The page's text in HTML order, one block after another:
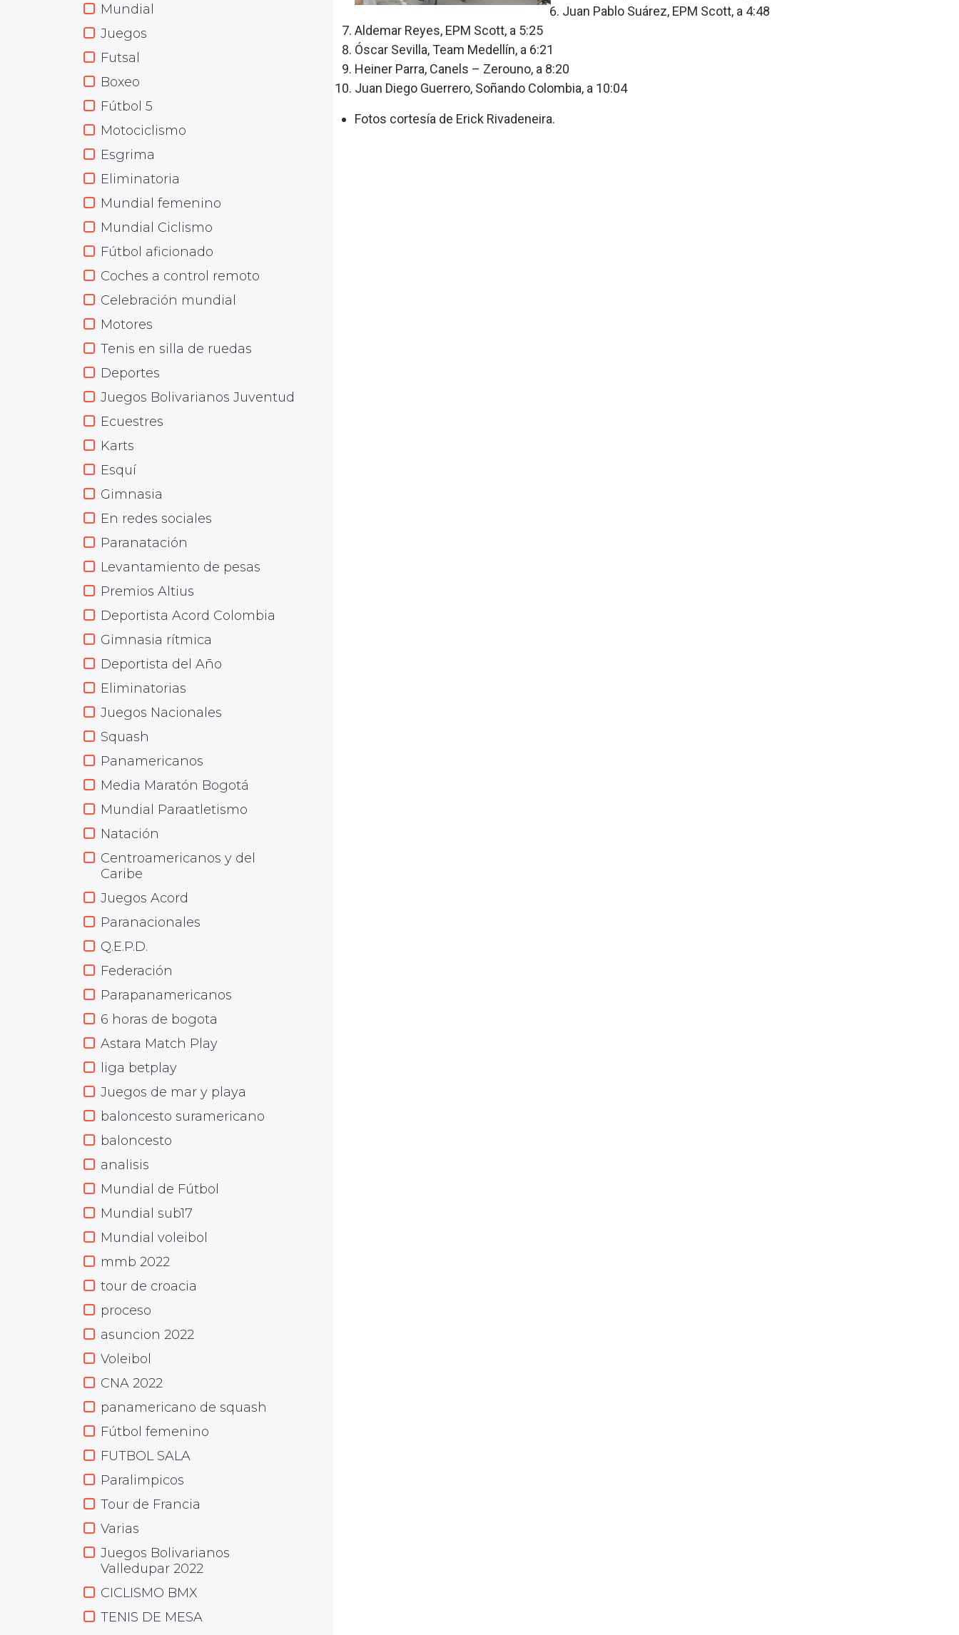
Mundial
Juegos
Futsal
Boxeo
Fútbol 5
Motociclismo
Esgrima
Eliminatoria
Mundial femenino
Mundial Ciclismo
Fútbol aficionado
Coches a control remoto
Celebración mundial
Motores
Tenis en silla de ruedas
Deportes
Juegos Bolivarianos Juventud
Ecuestres
Karts
Esquí
Gimnasia
En redes sociales
Paranatación
Levantamiento de pesas
Premios Altius
Deportista Acord Colombia
Gimnasia rítmica
Deportista del Año
Eliminatorias
Juegos Nacionales
Squash
Panamericanos
Media Maratón Bogotá
Mundial Paraatletismo
Natación
Centroamericanos y del
Caribe
Juegos Acord
Paranacionales
Q.E.P.D.
Federación
Parapanamericanos
6 horas de bogota
Astara Match Play
liga betplay
Juegos de mar y playa
baloncesto suramericano
baloncesto
analisis
Mundial de Fútbol
Mundial sub17
Mundial voleibol
mmb 2022
tour de croacia
proceso
asuncion 2022
Voleibol
CNA 2022
panamericano de squash
Fútbol femenino
FUTBOL SALA
Paralimpicos
Tour de Francia
Varias
Juegos Bolivarianos
Valledupar 2022
CICLISMO BMX
TENIS DE MESA
Juan Pablo Suárez, EPM Scott, a 4:48
Aldemar Reyes, EPM Scott, a 5:25
Óscar Sevilla, Team Medellín, a 6:21
Heiner Parra, Canels – Zerouno, a 8:20
Juan Diego Guerrero, Soñando Colombia, a 10:04
Fotos cortesía de Erick Rivadeneira.